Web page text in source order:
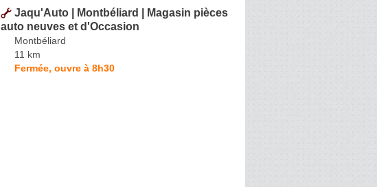
Jaqu'Auto | Montbéliard | Magasin pièces
auto neuves et d'Occasion
Montbéliard
11 km
Fermée, ouvre à 8h30